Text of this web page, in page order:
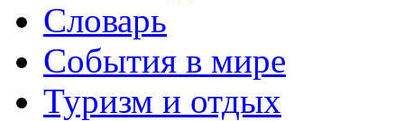
Словарь
События в мире
Туризм и отдых